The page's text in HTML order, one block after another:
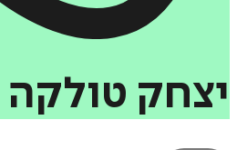
יצחק טולקה